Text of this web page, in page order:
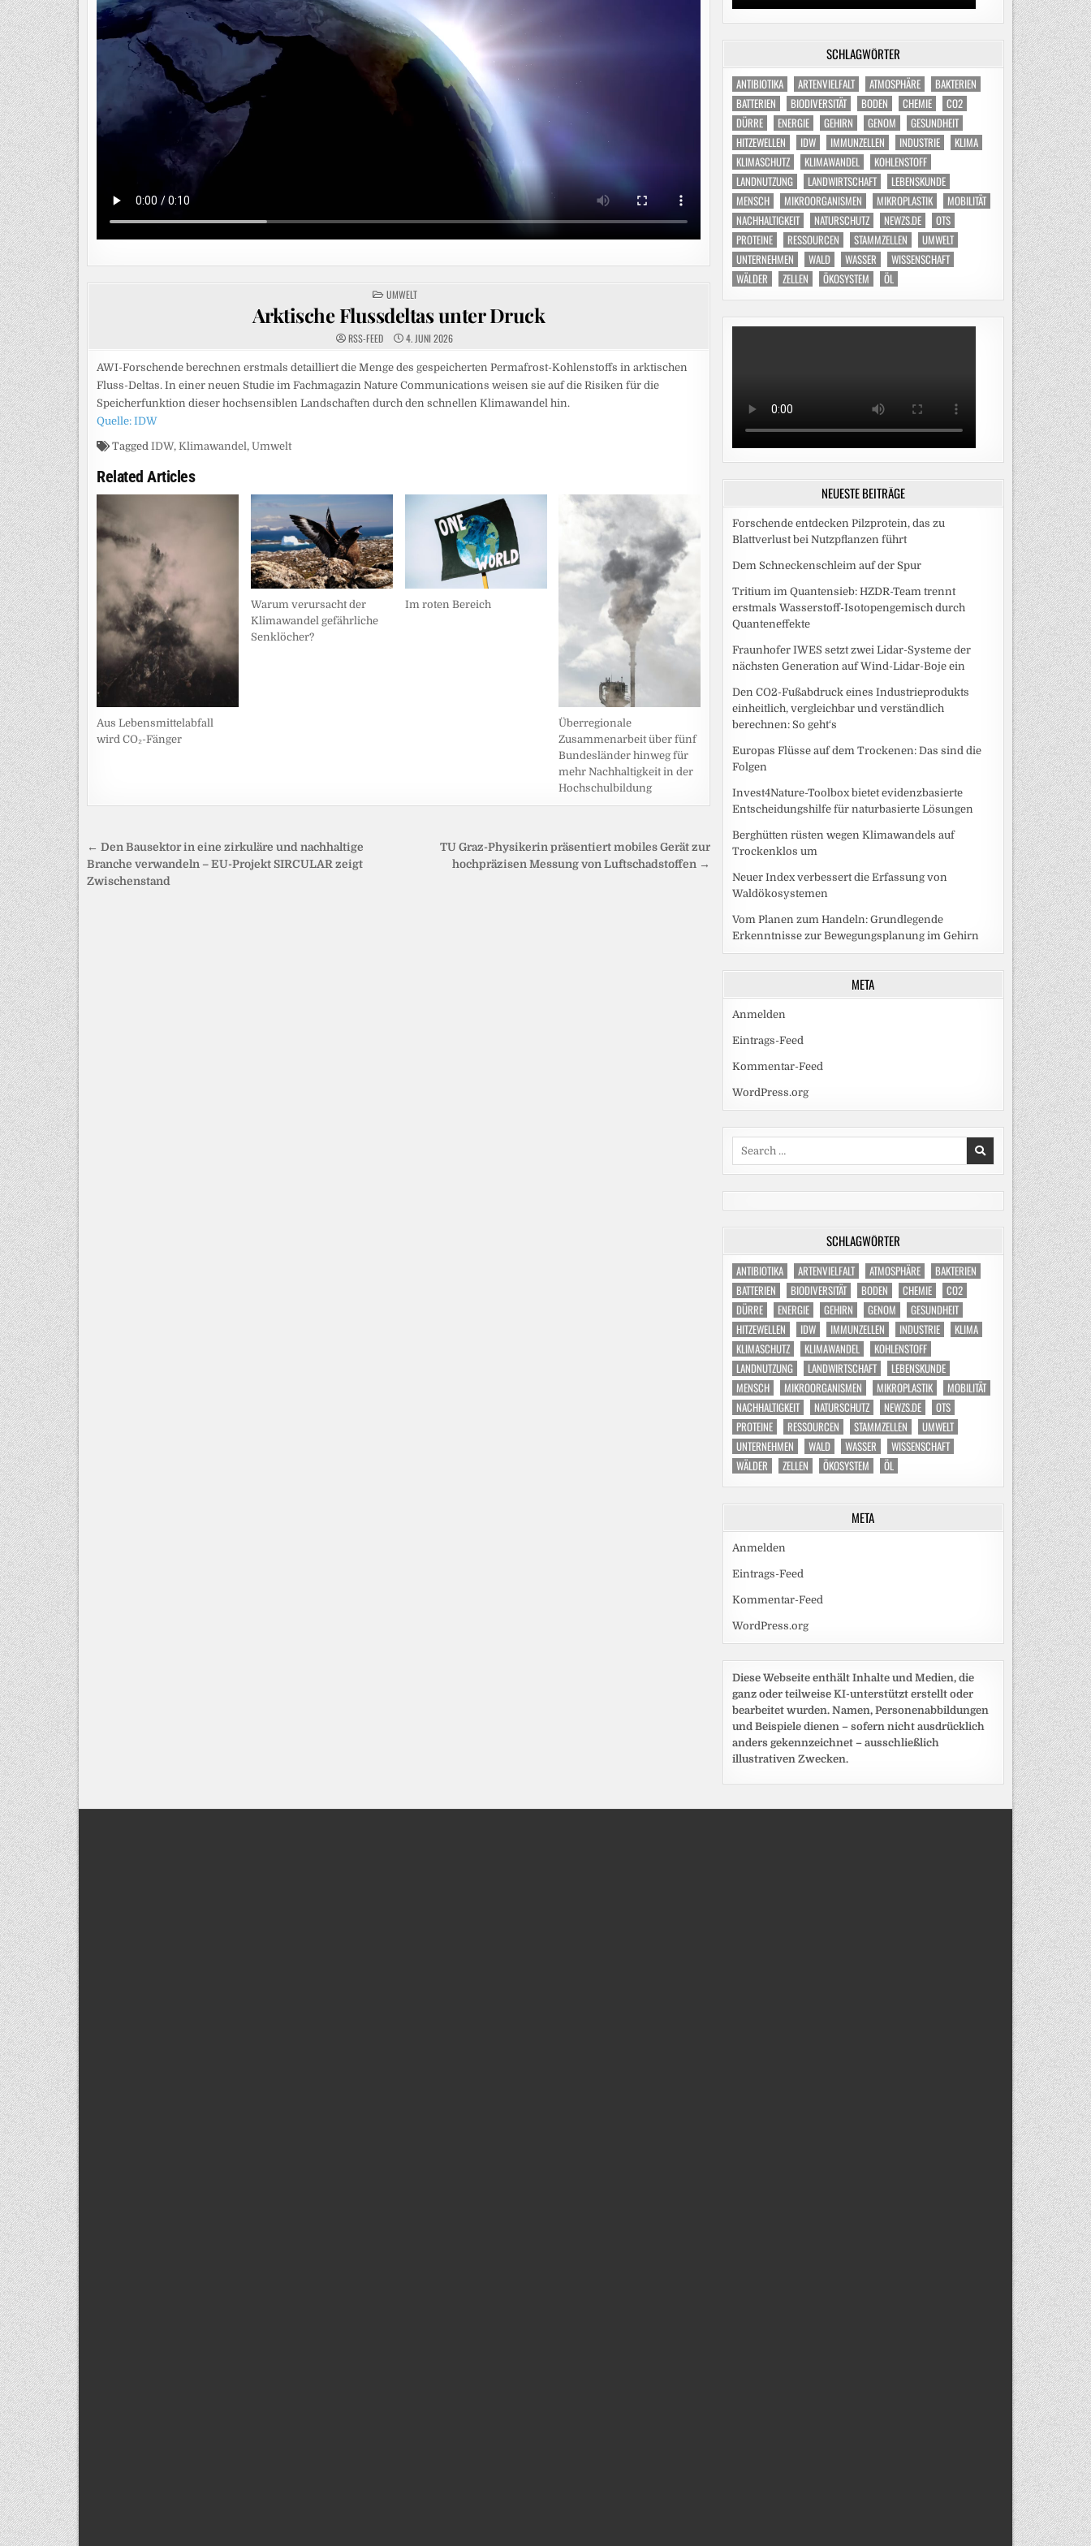
POSTED
IN
UMWELT
Arktische Flussdeltas unter Druck
RSS-FEED 4. JUNI 2026
AWI-Forschende berechnen erstmals detailliert die Menge des gespeicherten Permafrost-Kohlenstoffs in arktischen
Fluss-Deltas. In einer neuen Studie im Fachmagazin Nature Communications weisen sie auf die Risiken für die
Speicherfunktion dieser hochsensiblen Landschaften durch den schnellen Klimawandel hin.
Quelle: IDW
Tagged IDW, Klimawandel, Umwelt
Related Articles
Aus Lebensmittelabfall
wird CO₂-Fänger
Warum verursacht der
Klimawandel gefährliche
Senklöcher?
Im roten Bereich
Überregionale
Zusammenarbeit über fünf
Bundesländer hinweg für
mehr Nachhaltigkeit in der
Hochschulbildung
Beitragsnavigation
TU Graz-Physikerin präsentiert mobiles Gerät zur
hochpräzisen Messung von Luftschadstoffen →
← Den Bausektor in eine zirkuläre und nachhaltige
Branche verwandeln – EU-Projekt SIRCULAR zeigt
Zwischenstand
SCHLAGWÖRTER
ANTIBIOTIKA ARTENVIELFALT ATMOSPHÄRE
BAKTERIEN
BATTERIEN
BIODIVERSITÄT BODEN CHEMIE
CO2
DÜRRE
ENERGIE GEHIRN GENOM
GESUNDHEIT
HITZEWELLEN
IDW IMMUNZELLEN INDUSTRIE
KLIMA
KLIMASCHUTZ
KLIMAWANDEL
KOHLENSTOFF
LANDNUTZUNG
LANDWIRTSCHAFT
LEBENSKUNDE
MENSCH
MIKROORGANISMEN MIKROPLASTIK
MOBILITÄT
NACHHALTIGKEIT
NATURSCHUTZ NEWZS.DE
OTS
PROTEINE
RESSOURCEN STAMMZELLEN
UMWELT
UNTERNEHMEN
WALD WASSER
WISSENSCHAFT
WÄLDER
ZELLEN ÖKOSYSTEM ÖL
NEUESTE BEITRÄGE
Forschende entdecken Pilzprotein, das zu
Blattverlust bei Nutzpflanzen führt
Dem Schneckenschleim auf der Spur
Tritium im Quantensieb: HZDR-Team trennt
erstmals Wasserstoff-Isotopengemisch durch
Quanteneffekte
Fraunhofer IWES setzt zwei Lidar-Systeme der
nächsten Generation auf Wind-Lidar-Boje ein
Den CO2-Fußabdruck eines Industrieprodukts
einheitlich, vergleichbar und verständlich
berechnen: So geht‘s
Europas Flüsse auf dem Trockenen: Das sind die
Folgen
Invest4Nature-Toolbox bietet evidenzbasierte
Entscheidungshilfe für naturbasierte Lösungen
Berghütten rüsten wegen Klimawandels auf
Trockenklos um
Neuer Index verbessert die Erfassung von
Waldökosystemen
Vom Planen zum Handeln: Grundlegende
Erkenntnisse zur Bewegungsplanung im Gehirn
META
Anmelden
Eintrags-Feed
Kommentar-Feed
WordPress.org
SCHLAGWÖRTER
ANTIBIOTIKA ARTENVIELFALT ATMOSPHÄRE
BAKTERIEN
BATTERIEN
BIODIVERSITÄT BODEN CHEMIE
CO2
DÜRRE
ENERGIE GEHIRN GENOM
GESUNDHEIT
HITZEWELLEN
IDW IMMUNZELLEN INDUSTRIE
KLIMA
KLIMASCHUTZ
KLIMAWANDEL
KOHLENSTOFF
LANDNUTZUNG
LANDWIRTSCHAFT
LEBENSKUNDE
MENSCH
MIKROORGANISMEN MIKROPLASTIK
MOBILITÄT
NACHHALTIGKEIT
NATURSCHUTZ NEWZS.DE
OTS
PROTEINE
RESSOURCEN STAMMZELLEN
UMWELT
UNTERNEHMEN
WALD WASSER
WISSENSCHAFT
WÄLDER
ZELLEN ÖKOSYSTEM ÖL
META
Anmelden
Eintrags-Feed
Kommentar-Feed
WordPress.org
Diese Webseite enthält Inhalte und Medien, die
ganz oder teilweise KI-unterstützt erstellt oder
bearbeitet wurden. Namen, Personenabbildungen
und Beispiele dienen – sofern nicht ausdrücklich
anders gekennzeichnet – ausschließlich
illustrativen Zwecken.